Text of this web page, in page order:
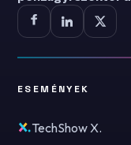
ESEMÉNYEK
TechShow X.